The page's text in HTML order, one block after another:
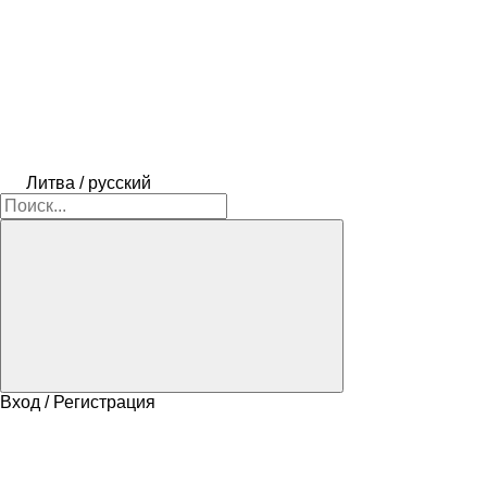
Литва / русский
Вход / Регистрация